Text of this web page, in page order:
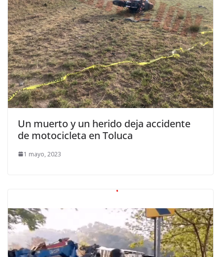
Un muerto y un herido deja accidente
de motocicleta en Toluca
1 mayo, 2023